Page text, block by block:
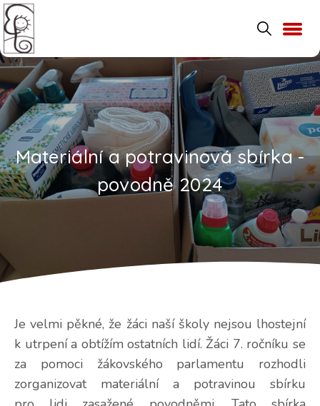
Materiální a potravinová sbírka -
povodně 2024
Je velmi pěkné, že žáci naší školy nejsou lhostejní
k utrpení a obtížím ostatních lidí. Žáci 7. ročníku se
za pomoci žákovského parlamentu rozhodli
zorganizovat materiální a potravinou sbírku